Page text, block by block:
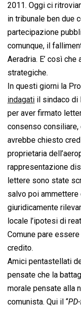
2011. Oggi ci
in tribunale ben due
partecipazione
comunque, il
Aeradria. E’ così
strategiche.
In questi giorni la
indagati il sindaco di
per aver firmato
consenso
avrebbe chiesto
proprietaria
rappresentazione
lettere sono state
salvo poi
giuridicamente
locale l’ipotesi di
Comune pare
credito.
Amici pentastellati
pensate che la
morale pensate alla
comunista. Qui il “